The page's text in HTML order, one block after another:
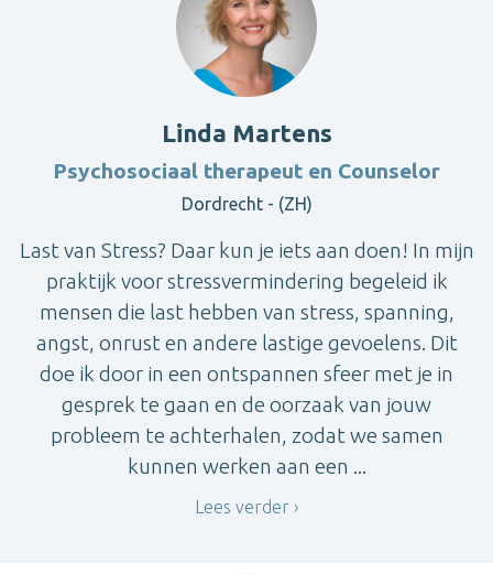
Linda Martens
Psychosociaal therapeut en Counselor
Dordrecht - (ZH)
Last van Stress? Daar kun je iets aan doen! In mijn
praktijk voor stressvermindering begeleid ik
mensen die last hebben van stress, spanning,
angst, onrust en andere lastige gevoelens. Dit
doe ik door in een ontspannen sfeer met je in
gesprek te gaan en de oorzaak van jouw
probleem te achterhalen, zodat we samen
kunnen werken aan een ...
Lees verder